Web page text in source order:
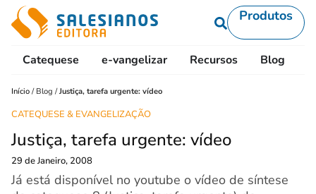
Produtos
Catequese e-vangelizar Recursos Blog
Início / Blog /Justiça, tarefa urgente: vídeo
CATEQUESE & EVANGELIZAÇÃO
Justiça, tarefa urgente: vídeo
29 de Janeiro, 2008
Já está disponível no youtube o vídeo de síntese